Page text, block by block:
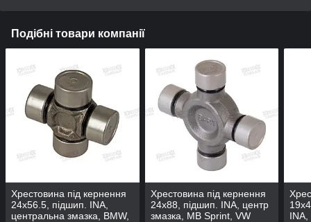
Подібні товари компанії
Хрестовина під кернення
24x56.5, підшип. INA,
центральна змазка, BMW,
Хрестовина під кернення
24x88, підшип. INA, центр
змазка, MB Sprint, VW
INA,